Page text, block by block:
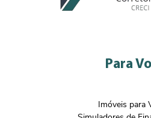
Para
Imóveis para